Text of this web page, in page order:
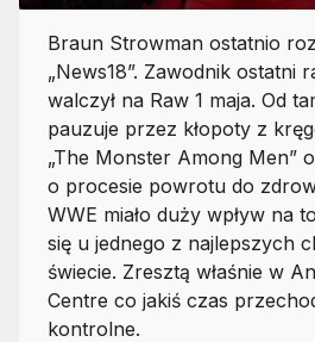
Braun Strowman ostatnio
„News18”. Zawodnik ostatni
walczył na Raw 1 maja. Od
pauzuje przez kłopoty z
„The Monster Among Men”
o procesie powrotu do
WWE miało duży wpływ na
się u jednego z najlepszych
świecie. Zresztą właśnie w
Centre co jakiś czas
kontrolne.